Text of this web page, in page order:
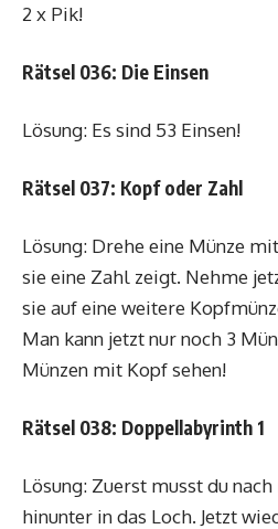
2 x Pik!
Rätsel 036: Die Einsen
Lösung: Es sind 53 Einsen!
Rätsel 037: Kopf oder Zahl
Lösung: Drehe eine Münze
sie eine Zahl zeigt. Nehme
sie auf eine weitere
Man kann jetzt nur noch 3
Münzen mit Kopf sehen!
Rätsel 038: Doppellabyrinth 1
Lösung: Zuerst musst du
hinunter in das Loch. Jetzt